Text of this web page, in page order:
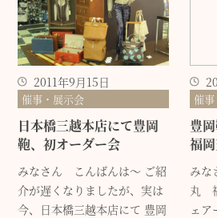
2011年9月15日
催事・展示会
日本橋三越本店にて豊岡
鞄、初オーダー会
みなさん こんばんは～ ご紹
介が遅くなりましたが、実は
今、日本橋三越本店にて 豊岡
催
豊
福
み
丸
ェア